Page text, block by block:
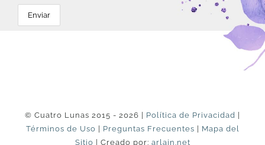
© Cuatro Lunas 2015 - 2026 | Política de Privacidad
Términos de Uso
Preguntas Frecuentes
Mapa del
Sitio | Creado por: arlain.net